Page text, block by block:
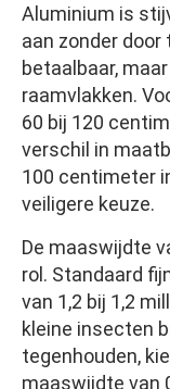
Aluminium is
aan zonder door
betaalbaar,
raamvlakken.
60 bij 120
verschil in
100 centimeter
veiligere keuze.
De maaswijdte
rol. Standaard
van 1,2 bij 1,2
kleine insecten
tegenhouden,
maaswijdte van